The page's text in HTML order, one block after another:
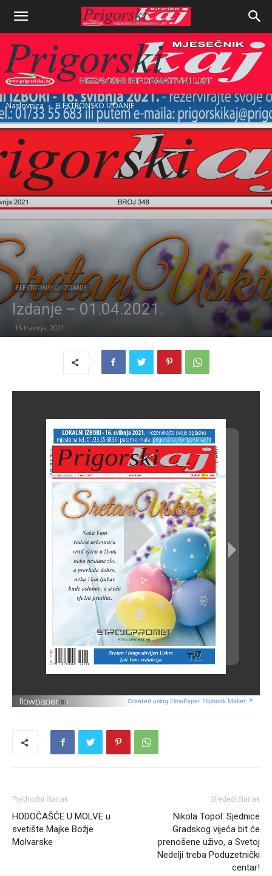
Naslovnica ELEKTRONSKO IZDANJE
ELEKTRONSKO IZDANJE
Izdanje – 01.04.2021.
16 travnja, 2021
Created using FlowPaper Flipbook Maker ↗
Prethodni članak
HODOČAŠĆE U MOLVE u
svetište Majke Božje
Molvarske
Sljedeći članak
Nikola Topol: Sjednice
Gradskog vijeća bit će
prenošene uživo, a Svetoj
Nedelji treba Poduzetnički
centar!